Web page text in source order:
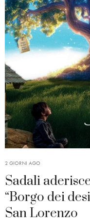
2 GIORNI AGO
Sadali
“Borgo dei
San Lorenzo